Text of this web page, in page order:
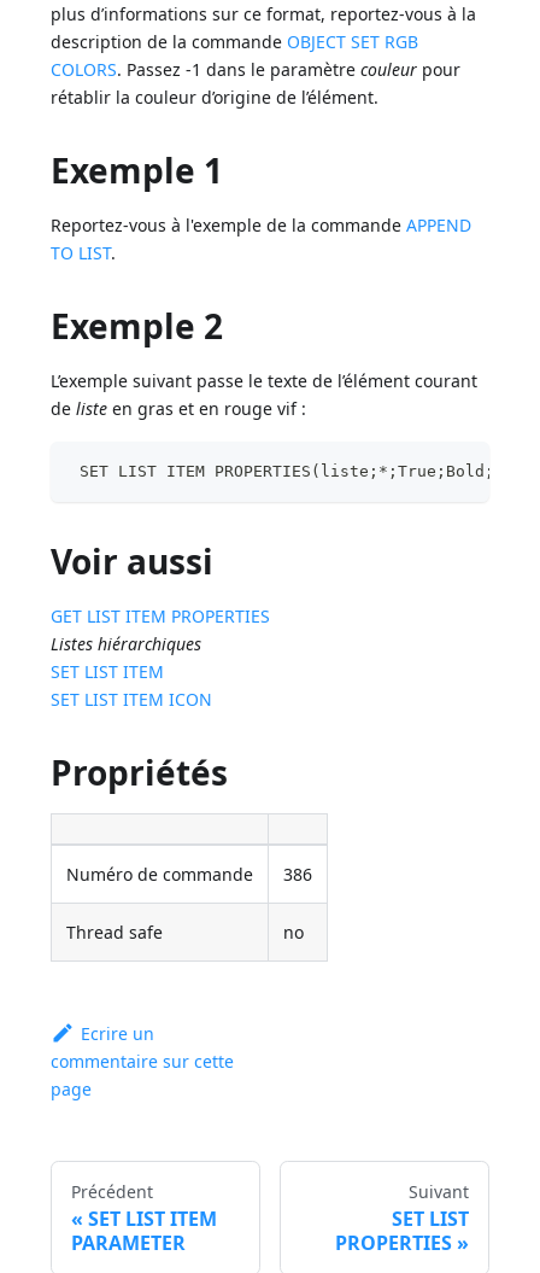
plus d’informations sur ce format, reportez-vous à la
description de la commande OBJECT SET RGB
COLORS. Passez -1 dans le paramètrecouleur pour
rétablir la couleur d’origine de l’élément.
Exemple 1
Reportez-vous à l'exemple de la commandeAPPEND
TO LIST.
Exemple 2
L’exemple suivant passe le texte de l’élément courant
deliste en gras et en rouge vif :
SET LIST ITEM
Voir aussi
GET LIST ITEM PROPERTIES
Listes hiérarchiques
SET LIST ITEM
SET LIST ITEM ICON
Propriétés
Numéro de commande 386
Thread safe no
Ecrire un
commentaire sur cette
page
Précédent
SET LIST ITEM
PARAMETER
Suivant
SET LIST
PROPERTIES